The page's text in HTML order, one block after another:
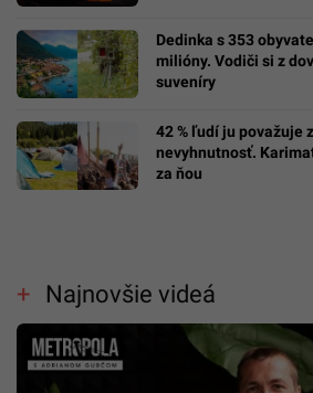
Dedinka s 353
milióny. Vodiči si z
suveníry
42 % ľudí ju považuje
nevyhnutnosť.
za ňou
Najnovšie videá